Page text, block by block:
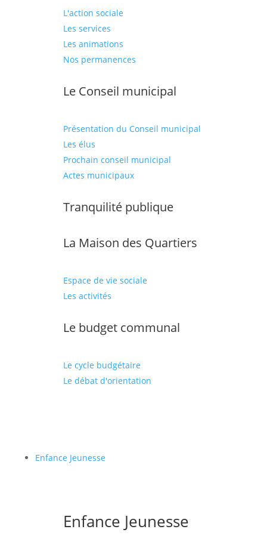
L'action sociale
Les services
Les animations
Nos permanences
Le Conseil municipal
Présentation du Conseil municipal
Les élus
Prochain conseil municipal
Actes municipaux
Tranquilité publique
La Maison des Quartiers
Espace de vie sociale
Les activités
Le budget communal
Le cycle budgétaire
Le débat d'orientation
Enfance Jeunesse
Enfance Jeunesse